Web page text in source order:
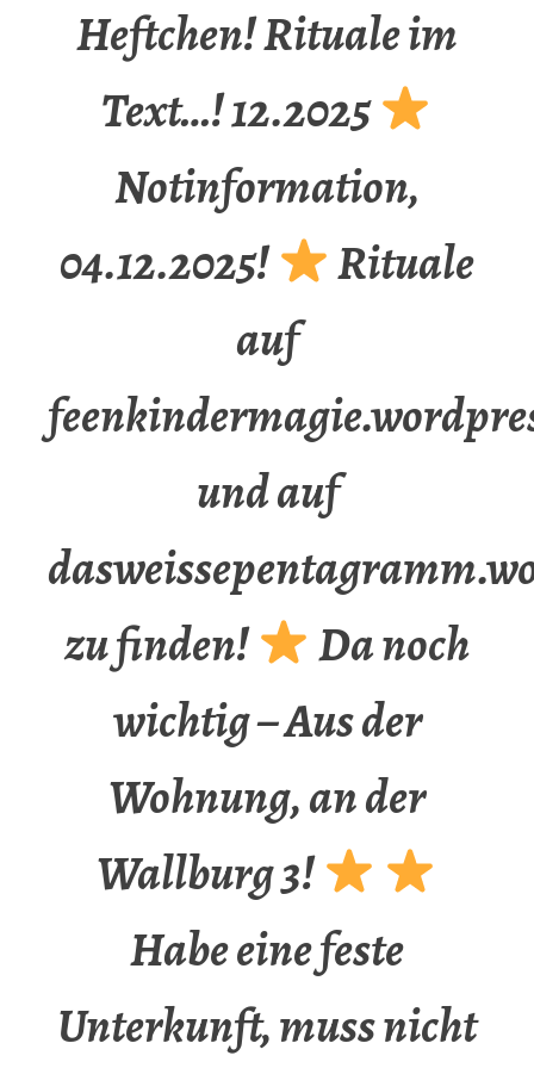
Heftchen! Rituale im
Text…! 12.2025
Notinformation,
04.12.2025!
Rituale
auf
und auf
zu finden!
Da noch
wichtig – Aus der
Wohnung, an der
Wallburg 3!
Habe eine feste
Unterkunft, muss nicht